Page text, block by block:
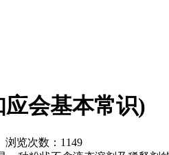
会基本常识)
览次数： 1149